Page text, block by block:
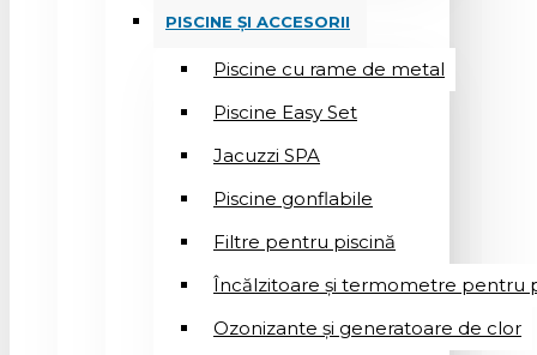
PISCINE ȘI ACCESORII
Piscine cu rame de metal
Piscine Easy Set
Jacuzzi SPA
Piscine gonflabile
Filtre pentru piscină
Încălzitoare și termometre pentru
Ozonizante și generatoare de clor